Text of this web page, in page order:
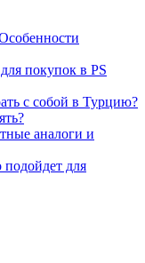
покупок в PS
с собой в Турцию?
аналоги и
для